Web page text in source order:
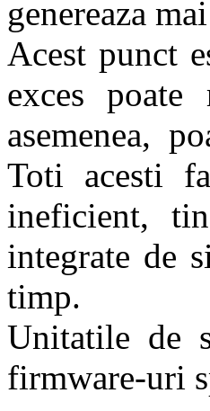
genereaza
Acest punct
exces
asemenea,
Toti acesti
ineficient,
integrate de
timp.
Unitatile de
firmware-uri